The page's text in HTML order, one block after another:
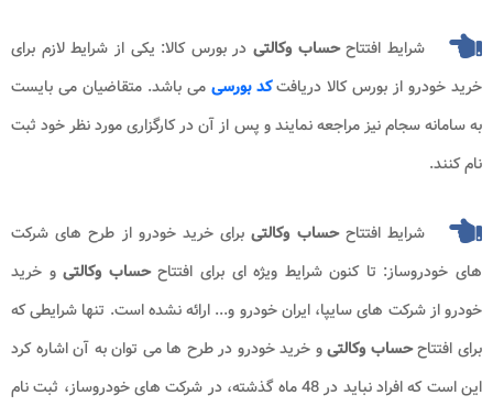
شرایط افتتاححساب وکالتیدر بورس کالا: یکی از شرایط لازم برای
خرید خودرو از بورس کالا دریافتکد بورسی می باشد. متقاضیان می بایست
به سامانه سجام نیز مراجعه نمایند و پس از آن در کارگزاری مورد نظر خود ثبت
نام کنند.
شرایط افتتاححساب وکالتی برای خرید خودرو از طرح های شرکت
های خودروساز: تا کنون شرایط ویژه ای برای افتتاححساب وکالتیو خرید
خودرو از شرکت های سایپا، ایران خودرو و... ارائه نشده است. تنها شرایطی که
برای افتتاححساب وکالتیو خرید خودرو در طرح ها می توان به آن اشاره کرد
این است که افراد نباید در 48 ماه گذشته، در شرکت های خودروساز، ثبت نام